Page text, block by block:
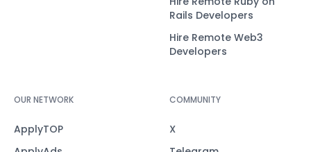
Rails Developers
Hire Remote Web3
Developers
OUR NETWORK
ApplyTOP
COMMUNITY
X